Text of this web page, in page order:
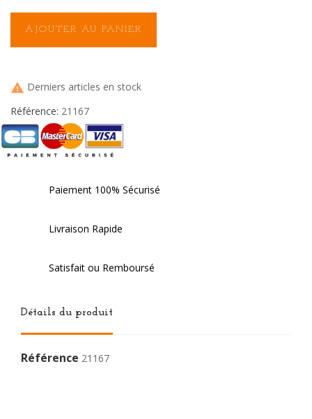
AJOUTER AU PANIER
 Derniers articles en stock
Référence: 21167
Paiement 100% Sécurisé
Livraison Rapide
Satisfait ou Remboursé
Détails du produit
Référence 21167